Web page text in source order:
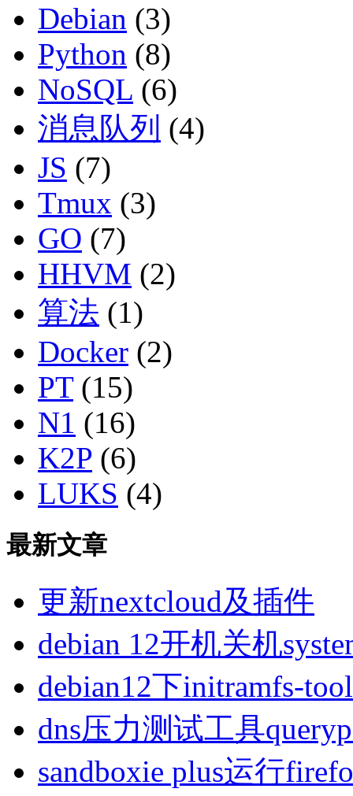
Debian (3)
Python (8)
NoSQL (6)
消息队列 (4)
JS (7)
Tmux (3)
GO (7)
HHVM (2)
算法 (1)
Docker (2)
PT(15)
N1 (16)
K2P (6)
LUKS (4)
最新文章
更新nextcloud及插件
debian 12开机关机
debian12下initramfs-
dns压力测试工具
sandboxie plus运行